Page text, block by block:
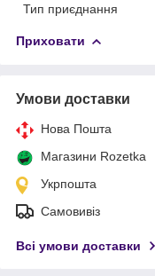
Тип приєднання
Приховати
Умови доставки
Нова Пошта
Магазини Rozetka
Укрпошта
Самовивіз
Всі умови доставки